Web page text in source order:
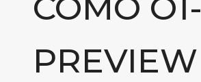
PREVIEW